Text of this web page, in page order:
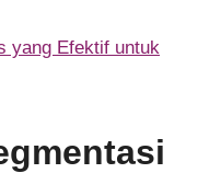
yang Efektif untuk